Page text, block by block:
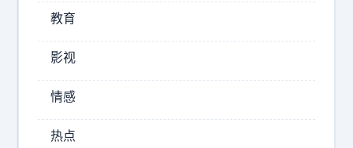
教育
影视
情感
热点